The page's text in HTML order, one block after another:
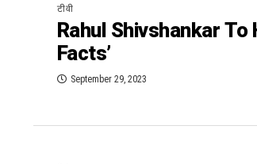
टीवी
Rahul Shivshankar
Facts’
September 29, 2023